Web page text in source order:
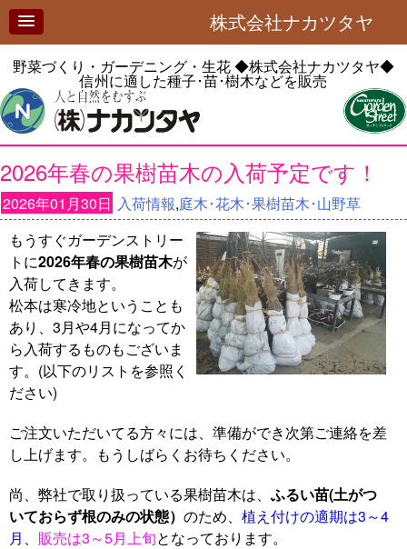
株式会社ナカツタヤ
野菜づくり・ガーデニング・生花◆株式会社ナカツタヤ◆
信州に適した種子･苗･樹木などを販売
2026年春の果樹苗木の入荷予定です！
2026年01月30日 入荷情報,庭木･花木･果樹苗木･山野草
もうすぐガーデンストリー
トに2026年春の果樹苗木が
入荷してきます。
松本は寒冷地ということも
あり、3月や4月になってか
ら入荷するものもございま
す。(以下のリストを参照く
ださい)
ご注文いただいてる方々には、準備ができ次第ご連絡を差
し上げます。もうしばらくお待ちください。
尚、弊社で取り扱っている果樹苗木は、 ふるい苗(土がつ
いておらず根のみの状態） のため、 植え付けの適期は3～4
月 、 販売は3～5月上旬となっております。